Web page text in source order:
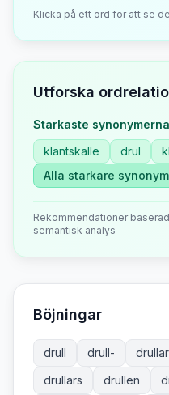
Klicka på ett ord för att se
Utforska
Starkaste
klantskalle
drul
Alla starkare
Rekommendationer
semantisk analys
Böjningar
drull drull- drullar
drullars
drullen